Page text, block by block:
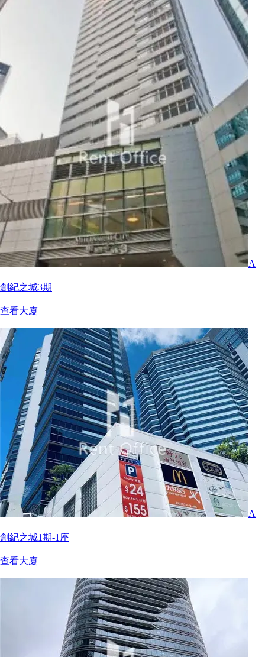
A
創紀之城3期
查看大廈
A
創紀之城1期-1座
查看大廈